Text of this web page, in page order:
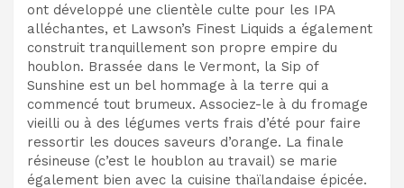
ont développé une clientèle culte pour les IPA
alléchantes, et Lawson’s Finest Liquids a également
construit tranquillement son propre empire du
houblon. Brassée dans le Vermont, la Sip of
Sunshine est un bel hommage à la terre qui a
commencé tout brumeux. Associez-le à du fromage
vieilli ou à des légumes verts frais d’été pour faire
ressortir les douces saveurs d’orange. La finale
résineuse (c’est le houblon au travail) se marie
également bien avec la cuisine thaïlandaise épicée.